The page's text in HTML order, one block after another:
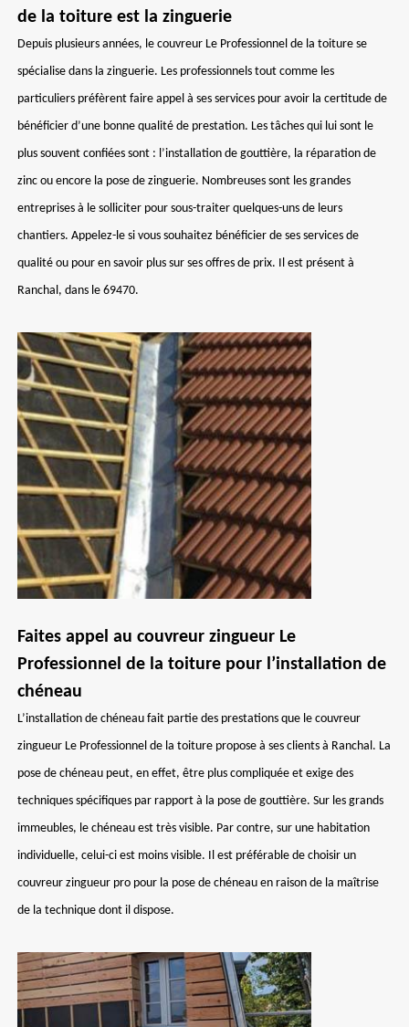
de la toiture est la zinguerie
Depuis plusieurs années, le couvreur Le Professionnel de la toiture se
spécialise dans la zinguerie. Les professionnels tout comme les
particuliers préfèrent faire appel à ses services pour avoir la certitude de
bénéficier d’une bonne qualité de prestation. Les tâches qui lui sont le
plus souvent confiées sont : l’installation de gouttière, la réparation de
zinc ou encore la pose de zinguerie. Nombreuses sont les grandes
entreprises à le solliciter pour sous-traiter quelques-uns de leurs
chantiers. Appelez-le si vous souhaitez bénéficier de ses services de
qualité ou pour en savoir plus sur ses offres de prix. Il est présent à
Ranchal, dans le 69470.
Faites appel au couvreur zingueur Le
Professionnel de la toiture pour l’installation de
chéneau
L’installation de chéneau fait partie des prestations que le couvreur
zingueur Le Professionnel de la toiture propose à ses clients à Ranchal. La
pose de chéneau peut, en effet, être plus compliquée et exige des
techniques spécifiques par rapport à la pose de gouttière. Sur les grands
immeubles, le chéneau est très visible. Par contre, sur une habitation
individuelle, celui-ci est moins visible. Il est préférable de choisir un
couvreur zingueur pro pour la pose de chéneau en raison de la maîtrise
de la technique dont il dispose.